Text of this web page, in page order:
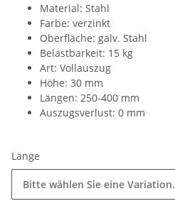
Material: Stahl
Farbe: verzinkt
Oberfläche: galv. Stahl
Belastbarkeit: 15 kg
Art: Vollauszug
Höhe: 30 mm
Längen: 250-400 mm
Auszugsverlust: 0 mm
Länge
Bitte wählen Sie eine Variation.